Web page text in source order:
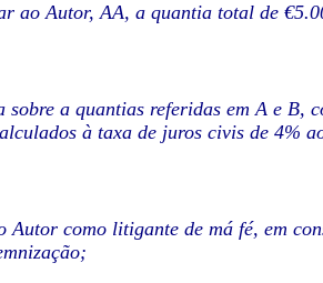
ao Autor, AA, a quantia total de
a quantias referidas em A e B,
à taxa de juros civis de 4%
como litigante de má fé, em